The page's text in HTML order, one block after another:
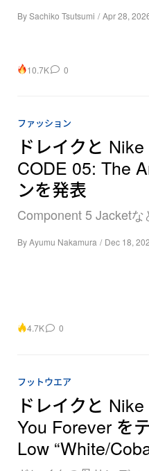
BySachiko Tsutsumi / Apr 28,
10.7K 0
ファッション
ドレイクと
CODE 05: The
ンを発表
Component 5 Jacket
ByAyumu Nakamura / Dec 18,
4.7K 0
フットウエア
ドレイクと
You Forever を
Low “White/